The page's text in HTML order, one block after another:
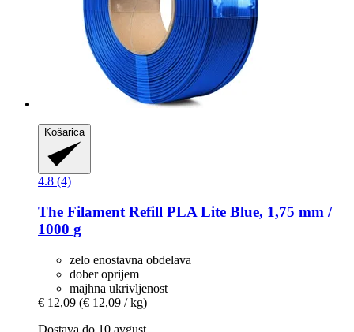
Košarica
4.8 (4)
The Filament Refill PLA Lite Blue, 1,75 mm /
1000 g
zelo enostavna obdelava
dober oprijem
majhna ukrivljenost
€ 12,09 (€ 12,09 / kg)
Dostava do 10 avgust